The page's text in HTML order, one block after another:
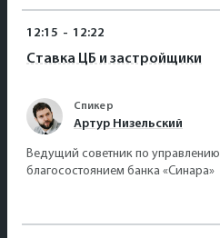
12:15 - 12:22
Ставка ЦБ и застройщики
Спикер
Артур Низельский
Ведущий советник по управлению
благосостоянием банка «Синара»